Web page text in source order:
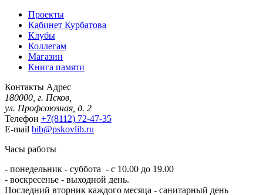
Проекты
Кабинет Курбатова
Клубы
Коллегам
Магазин
Книга памяти
Контакты Адрес
180000, г. Псков,
ул. Профсоюзная, д. 2
Телефон +7(8112) 72-47-35
E-mail bib@pskovlib.ru
Часы работы
- понедельник - суббота - с 10.00 до 19.00
- воскресенье - выходной день.
Последний вторник каждого месяца - санитарный день